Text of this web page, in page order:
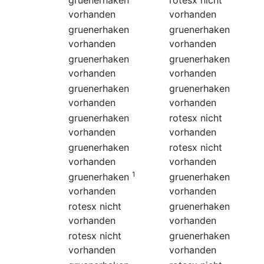
vorhanden
vorhanden
gruenerhaken
vorhanden
gruenerhaken
vorhanden
gruenerhaken
vorhanden
gruenerhaken
vorhanden
gruenerhaken
vorhanden
gruenerhaken
vorhanden
gruenerhaken
vorhanden
rotesx nicht
vorhanden
gruenerhaken
vorhanden
rotesx nicht
vorhanden
gruenerhaken 1
vorhanden
gruenerhaken
vorhanden
rotesx nicht
vorhanden
gruenerhaken
vorhanden
rotesx nicht
vorhanden
gruenerhaken
vorhanden